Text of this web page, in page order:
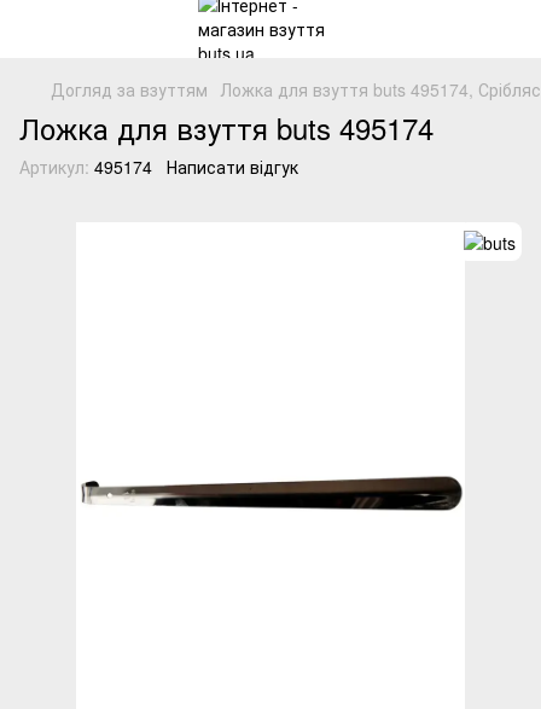
Догляд за взуттям Ложка для взуття buts 495174,
Ложка для взуття buts 495174
Артикул: 495174 Написати відгук